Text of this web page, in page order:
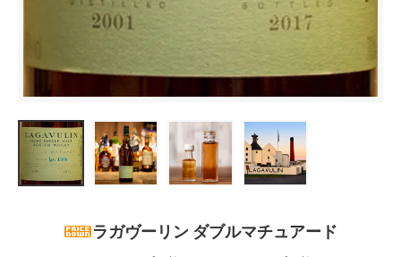
ラガヴーリン ダブルマチュアード